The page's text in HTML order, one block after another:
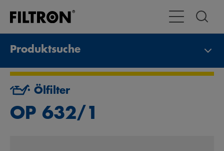
Toggle
Produktsuche
Ölfilter
OP 632/1